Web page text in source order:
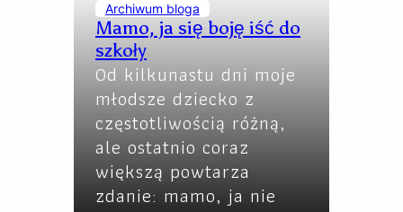
Archiwum bloga
Mamo, ja się boję iść do
szkoły
Od kilkunastu dni moje
młodsze dziecko z
częstotliwością różną,
ale ostatnio coraz
większą powtarza
zdanie: mamo, ja nie